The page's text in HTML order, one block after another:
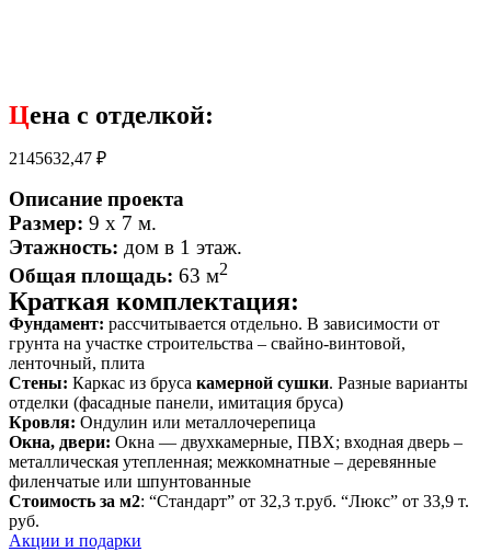
Цена с отделкой:
2145632,47 ₽
Описание проекта
Размер: 9 x 7 м.
Этажность: дом в 1 этаж.
Общая площадь: 63 м2
Краткая комплектация:
Фундамент: рассчитывается отдельно. В зависимости от
грунта на участке строительства – свайно-винтовой,
ленточный, плита
Стены: Каркас из бруса камерной сушки. Разные варианты
отделки (фасадные панели, имитация бруса)
Кровля: Ондулин или металлочерепица
Окна, двери: Окна — двухкамерные, ПВХ; входная дверь –
металлическая утепленная; межкомнатные – деревянные
филенчатые или шпунтованные
Стоимость за м2: “Стандарт” от 32,3 т.руб. “Люкс” от 33,9 т.
руб.
Акции и подарки